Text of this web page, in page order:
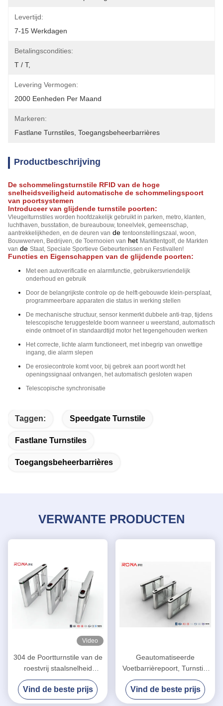
Levertijd:
7-15 Werkdagen
Betalingscondities:
T / T,
Levering Vermogen:
2000 Eenheden Per Maand
Markeren:
Fastlane Turnstiles Toegangsbeheerbarrières
Productbeschrijving
De schommelingsturnstile RFID van de hoge
snelheidsveiligheid automatische de schommelingspoort
van poortsystemen
Introduceer van glijdende turnstile poorten:
Vleugelturnstiles worden hoofdzakelijk gebruikt in parken, metro, klanten,
luchthaven, busstation, de bureaubouw, toneelvlek, gemeenschap,
aantrekkelijkheden, en de deuren van de tentoonstellingszaal, woon,
Bouwwerven, Bedrijven, de Toernooien van het Markttentgolf, de Markten
van de Staat, Speciale Sportieve Gebeurtenissen en Festivallen!
Functies en Eigenschappen van de glijdende poorten:
Met een autoverificatie en alarmfunctie, gebruikersvriendelijk
onderhoud en gebruik
Door de belangrijkste controle op de helft-gebouwde klein-persplaat,
programmeerbare apparaten die status in werking stellen
De mechanische structuur, sensor kenmerkt dubbele anti-trap, tijdens
telescopische teruggestelde boom wanneer u weerstand, automatisch
einde ontmoet of in standaardtijd motor het tegengehouden werken
Het correcte, lichte alarm functioneert, met inbegrip van onwettige
ingang, die alarm slepen
De erosiecontrole komt voor, bij gebrek aan poort wordt het
openingssignaal ontvangen, het automatisch gesloten wapen
Telescopische synchronisatie
Taggen: Speedgate Turnstile
Fastlane Turnstiles
Toegangsbeheerbarrières
VERWANTE PRODUCTEN
Video
304 de Poortturnstile van de
roestvrij staalsnelheid
Plateren van de
Toegangsbeheer het
Multikleur
Vind de beste prijs
Geautomatiseerde
Voetbarrièrepoort, Turnstile
Veiligheidssystemen 304
Roestvrij staal
Vind de beste prijs